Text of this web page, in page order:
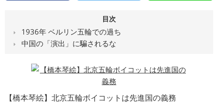
目次
1936年 ベルリン五輪での過ち
中国の「演出」に騙されるな
【橋本琴絵】北京五輪ボイコットは先進国の義務